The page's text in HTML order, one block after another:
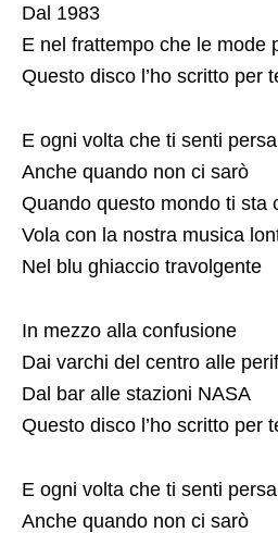
Dal 1983
E nel frattempo che le mode
Questo disco l’ho scritto per
E ogni volta che ti senti persa
Anche quando non ci sarò
Quando questo mondo ti sta
Vola con la nostra musica
Nel blu ghiaccio travolgente
In mezzo alla confusione
Dai varchi del centro alle
Dal bar alle stazioni NASA
Questo disco l’ho scritto per
E ogni volta che ti senti persa
Anche quando non ci sarò